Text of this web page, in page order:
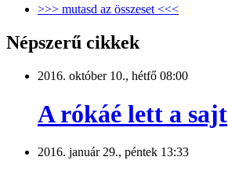
>>> mutasd az összeset <<<
Népszerű cikkek
2016. október 10., hétfő 08:00
A rókáé lett a sajt
2016. január 29., péntek 13:33